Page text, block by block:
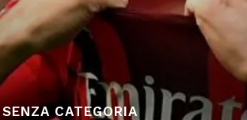
SENZA CATEGORIA